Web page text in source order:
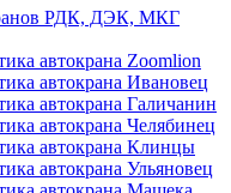
РДК, ДЭК, МКГ
автокрана Zoomlion
автокрана Ивановец
автокрана Галичанин
автокрана Челябинец
автокрана Клинцы
автокрана Ульяновец